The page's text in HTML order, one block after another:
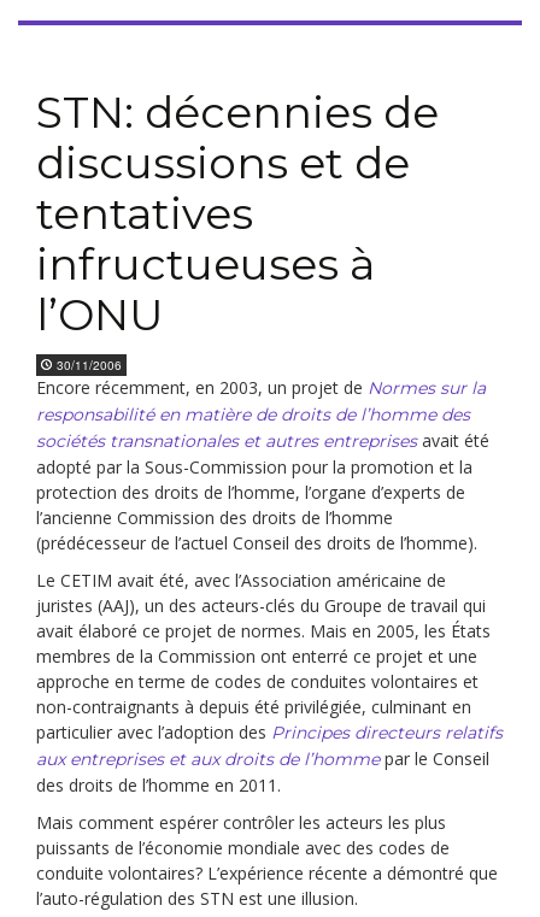
STN: décennies de
discussions et de
tentatives
infructueuses à
l’ONU
30/11/2006
Encore récemment, en 2003, un projet de Normes sur la
responsabilité en matière de droits de l’homme des
sociétés transnationales et autres entreprisesavait été
adopté par la Sous-Commission pour la promotion et la
protection des droits de l’homme, l’organe d’experts de
l’ancienne Commission des droits de l’homme
(prédécesseur de l’actuel Conseil des droits de l’homme).
Le CETIM avait été, avec l’Association américaine de
juristes (AAJ), un des acteurs-clés du Groupe de travail qui
avait élaboré ce projet de normes. Mais en 2005, les États
membres de la Commission ont enterré ce projet et une
approche en terme de codes de conduites volontaires et
non-contraignants à depuis été privilégiée, culminant en
particulier avec l’adoption des Principes directeurs relatifs
aux entreprises et aux droits de l’hommepar le Conseil
des droits de l’homme en 2011.
Mais comment espérer contrôler les acteurs les plus
puissants de l’économie mondiale avec des codes de
conduite volontaires? L’expérience récente a démontré que
l’auto-régulation des STN est une illusion.